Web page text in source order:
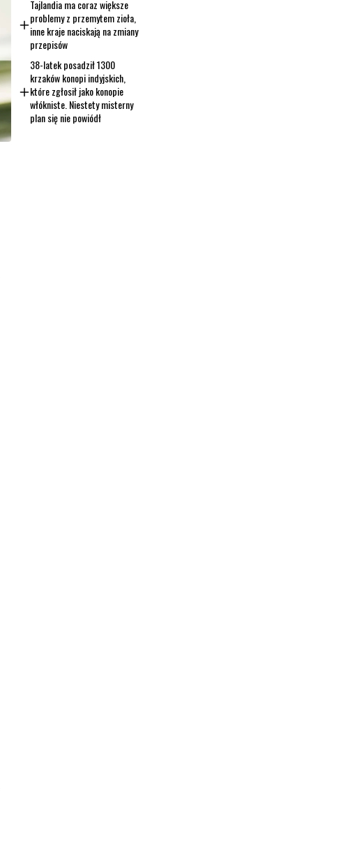
Tajlandia ma coraz większe
problemy z przemytem zioła,
inne kraje naciskają na zmiany
przepisów
38-latek posadził 1300
krzaków konopi indyjskich,
które zgłosił jako konopie
włókniste. Niestety misterny
plan się nie powiódł